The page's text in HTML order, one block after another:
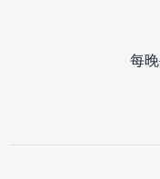
每晚